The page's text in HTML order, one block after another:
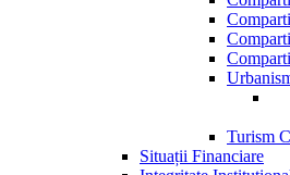
Turism
Situații Financiare